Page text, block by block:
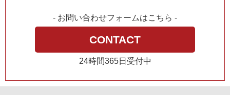
- お問い合わせフォームはこちら -
CONTACT
24時間365日受付中